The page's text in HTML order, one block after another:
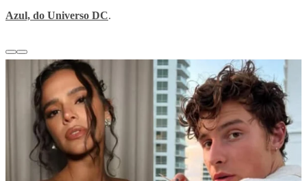
Azul, do Universo DC.